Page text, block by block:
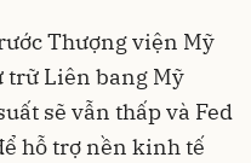
Thượng viện Mỹ
trữ Liên bang Mỹ
sẽ vẫn thấp và Fed
hỗ trợ nền kinh tế